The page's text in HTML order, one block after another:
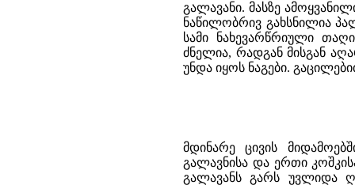
გალავანი. მასზე
ნაწილობრივ გახსნილია
სამი ნახევარწრიული
ძნელია, რადგან მისგან
უნდა იყოს ნაგები.
მდინარე ცივის
გალავნისა და ერთი
გალავანს გარს უვლიდა